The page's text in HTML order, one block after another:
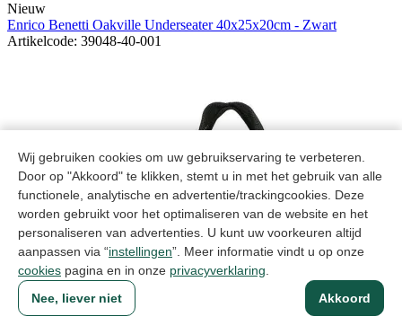
Wij gebruiken cookies om uw gebruikservaring te verbeteren.
Door op "Akkoord" te klikken, stemt u in met het gebruik van alle
functionele, analytische en advertentie/trackingcookies. Deze
worden gebruikt voor het optimaliseren van de website en het
personaliseren van advertenties. U kunt uw voorkeuren altijd
aanpassen via “instellingen”. Meer informatie vindt u op onze
cookies pagina en in onze privacyverklaring
Akkoord
Nee, liever niet
Nieuw
Enrico Benetti Oakville Underseater 40x25x20cm - Zwart
Artikelcode: 39048-40-001